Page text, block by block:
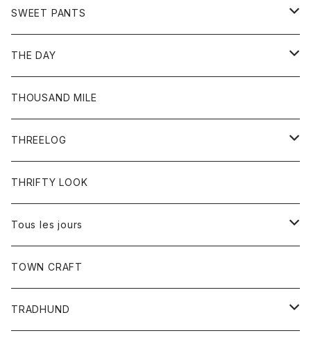
ワンピース
コート
リング
サンダル
アウター
Ｇジャン
ボトム
ジーンズ
SWEET PANTS
ボトム
ショートパンツ
THE DAY
トップス
Tシャツ
THOUSAND MILE
THREELOG
トップス
Tシャツ
THRIFTY LOOK
Tous les jours
トップス
レディース
TOWN CRAFT
TRADHUND